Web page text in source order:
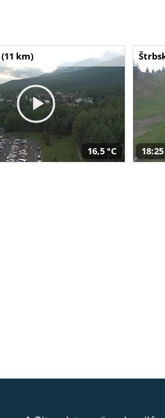
km)
16,5 °C 18:25